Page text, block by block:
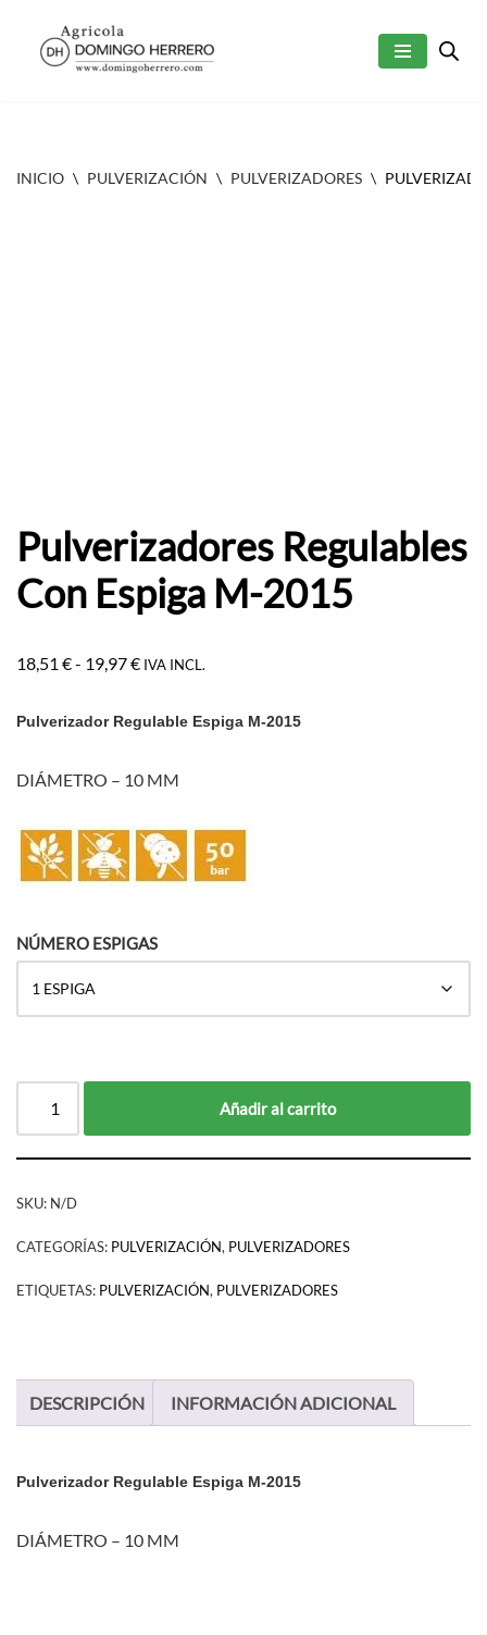
SALTAR
INICIO \ PULVERIZACIÓN \ PULVERIZADORES \
Pulverizadores Regulables
Con Espiga M-2015
18,51 €- 19,97€ IVA INCL.
Pulverizador Regulable Espiga M-2015
DIÁMETRO – 10 MM
NÚMERO ESPIGAS
Añadir al carrito
SKU: N/D
CATEGORÍAS: PULVERIZACIÓN, PULVERIZADORES
ETIQUETAS: PULVERIZACIÓN, PULVERIZADORES
DESCRIPCIÓN INFORMACIÓN ADICIONAL
Pulverizador Regulable Espiga M-2015
DIÁMETRO – 10 MM